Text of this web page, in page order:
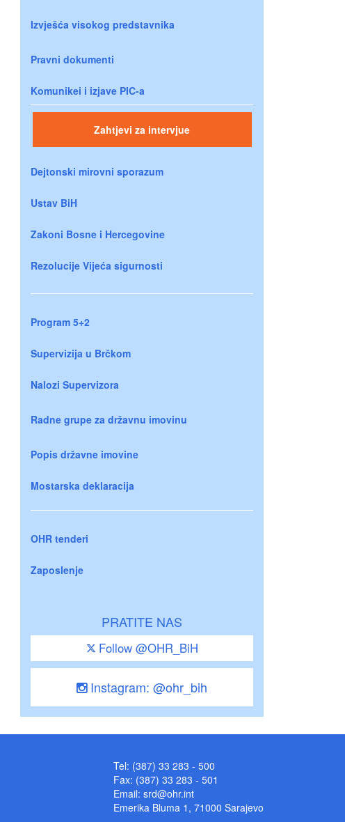
Izvješća visokog predstavnika
Pravni dokumenti
Komunikei i izjave PIC-a
Zahtjevi za intervjue
Dejtonski mirovni sporazum
Ustav BiH
Zakoni Bosne i Hercegovine
Rezolucije Vijeća sigurnosti
Program 5+2
Supervizija u Brčkom
Nalozi Supervizora
Radne grupe za državnu imovinu
Popis državne imovine
Mostarska deklaracija
OHR tenderi
Zaposlenje
PRATITE NAS
Follow @OHR_BiH
Instagram: @ohr_bih
Tel: (387) 33 283 - 500
Fax: (387) 33 283 - 501
Email: srd@ohr.int
Emerika Bluma 1, 71000 Sarajevo